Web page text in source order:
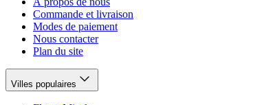
Commande et livraison
Modes de paiement
Nous contacter
Plan du site
Villes populaires